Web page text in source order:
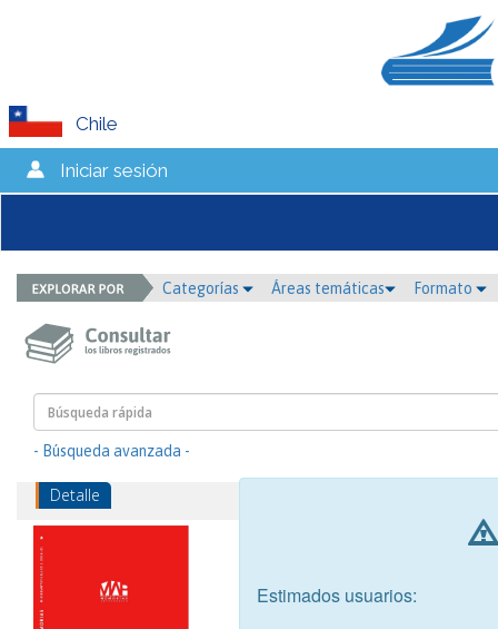
Chile
Iniciar sesión
Categorías Áreas temáticas Formato
- Búsqueda avanzada -
Detalle
Estimados usuarios: